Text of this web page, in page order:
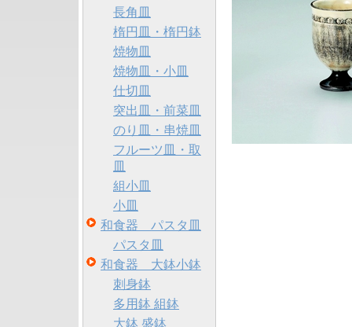
長角皿
楕円皿・楕円鉢
焼物皿
焼物皿・小皿
仕切皿
突出皿・前菜皿
のり皿・串焼皿
フルーツ皿・取
皿
組小皿
小皿
和食器 パスタ皿
パスタ皿
和食器 大鉢小鉢
刺身鉢
多用鉢 組鉢
大鉢 盛鉢